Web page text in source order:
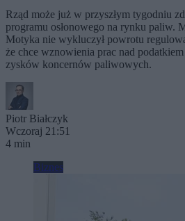
Rząd może już w przyszłym tygodniu
programu osłonowego na rynku paliw.
Motyka nie wykluczył powrotu
że chce wznowienia prac nad
zysków koncernów paliwowych.
Piotr Białczyk
Wczoraj 21:51
4 min
Biznes